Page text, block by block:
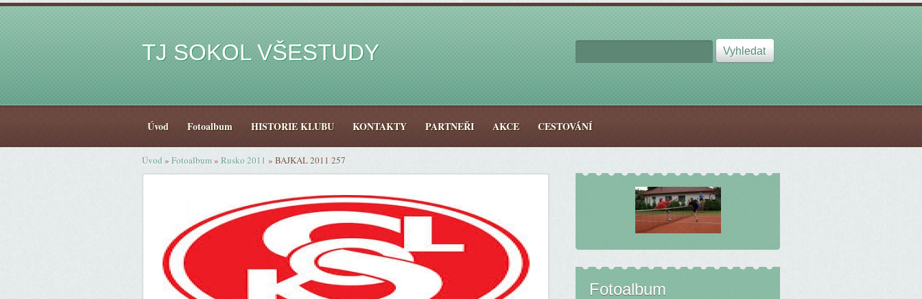
TJ SOKOL VŠESTUDY
Úvod Fotoalbum HISTORIE KLUBU KONTAKTY PARTNEŘI AKCE CESTOVÁNÍ
Úvod » Fotoalbum» Rusko 2011 » BAJKAL 2011 257
Fotoalbum